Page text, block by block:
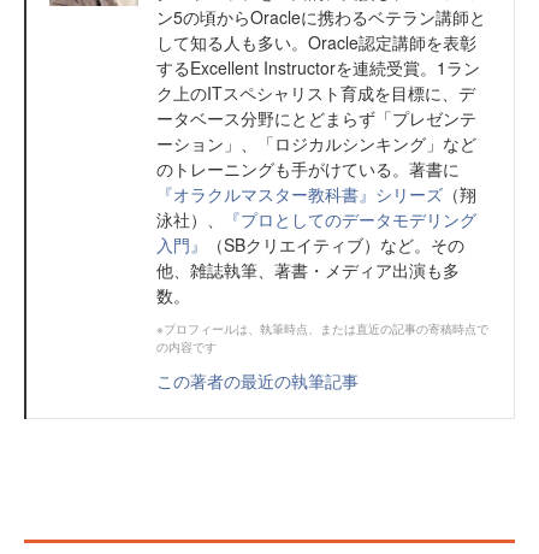
ン5の頃からOracleに携わるベテラン講師と
して知る人も多い。Oracle認定講師を表彰
するExcellent Instructorを連続受賞。1ラン
ク上のITスペシャリスト育成を目標に、デ
ータベース分野にとどまらず「プレゼンテ
ーション」、「ロジカルシンキング」など
のトレーニングも手がけている。著書に
『オラクルマスター教科書』シリーズ （翔
泳社）、
『プロとしてのデータモデリング
入門』
（SBクリエイティブ）など。その
他、雑誌執筆、著書・メディア出演も多
数。
※プロフィールは、執筆時点、または直近の記事の寄稿時点で
の内容です
この著者の最近の執筆記事